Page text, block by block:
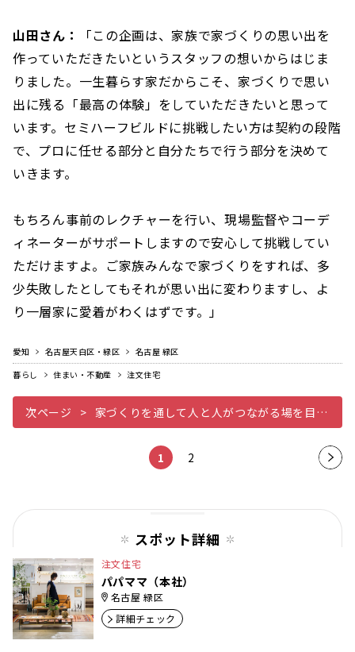
山田さん：
「この企画は、家族で家づくりの思い出を
作っていただきたいというスタッフの想いからはじま
りました。一生暮らす家だからこそ、家づくりで思い
出に残る「最高の体験」をしていただきたいと思って
います。セミハーフビルドに挑戦したい方は契約の段階
で、プロに任せる部分と自分たちで行う部分を決めて
いきます。
もちろん事前のレクチャーを行い、現場監督やコーデ
ィネーターがサポートしますので安心して挑戦してい
ただけますよ。ご家族みんなで家づくりをすれば、多
少失敗したとしてもそれが思い出に変わりますし、よ
り一層家に愛着がわくはずです。」
愛知 名古屋天白区・緑区
名古屋 緑区
暮らし
住まい・不動産 注文住宅
次ページ 家づくりを通して人と人がつながる場を目指して
1 2
次の
スポット詳細
注文住宅
パパママ（本社）
名古屋 緑区
詳細チェック